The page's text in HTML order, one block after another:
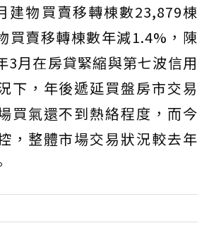
建物買賣移轉棟數23,879棟
買賣移轉棟數年減1.4%，陳
3月在房貸緊縮與第七波信用
下，年後遞延買盤房市交易
買氣還不到熱絡程度，而今
，整體市場交易狀況較去年